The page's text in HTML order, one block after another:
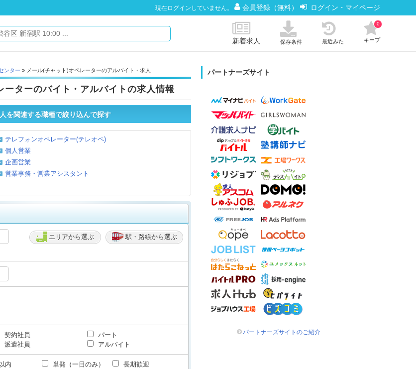
現在ログインしていません。 会員登録（無料） ログイン・マイページ
新着求人 保存条件 最近みた キープ
0
ンター » メール(チャット)オペレーターのアルバイト・求人
ターのバイト・アルバイトの求人情報
を関連する職種で絞り込んで探す
テレフォンオペレーター(テレオペ)
個人営業
企画営業
営業事務・営業アシスタント
エリアから選ぶ
駅・路線から選ぶ
契約社員
パート
派遣社員 アルバイト
内 単発（一日のみ）
長期歓迎
パートナーズサイト
パートナーズサイトのご紹介